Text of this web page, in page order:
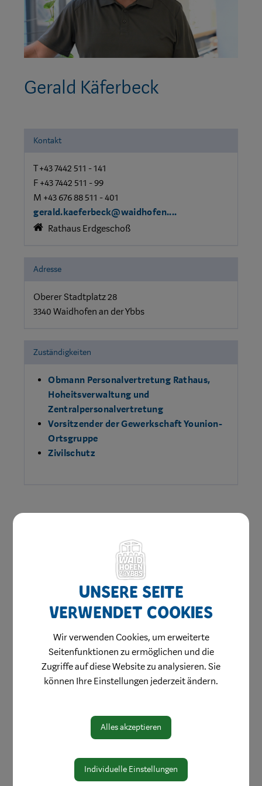
Gerald Käferbeck
Kontakt
T +43 7442 511 - 141
F +43 7442 511 - 99
M +43 676 88 511 - 401
gerald.kaeferbeck@waidhofen....
Rathaus Erdgeschoß
Adresse
Oberer Stadtplatz 28
3340 Waidhofen an der Ybbs
Zuständigkeiten
Obmann Personalvertretung Rathaus,
Hoheitsverwaltung und
Zentralpersonalvertretung
Vorsitzender der Gewerkschaft Younion-
Ortsgruppe
Zivilschutz
Online Formulare
MitarbeiterInnen
Leitbild
Digitale Amtstafel
Protokolle & Publikationen
Unsere Seite
verwendet Cookies
Wir verwenden Cookies, um erweiterte
Seitenfunktionen zu ermöglichen und die
Zugriffe auf diese Website zu analysieren. Sie
können Ihre Einstellungen jederzeit ändern.
Alles akzeptieren
Individuelle Einstellungen